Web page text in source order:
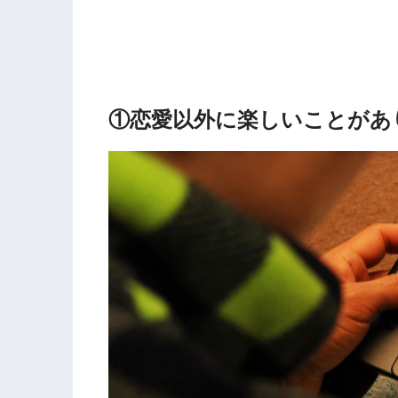
①恋愛以外に楽しいことがあ